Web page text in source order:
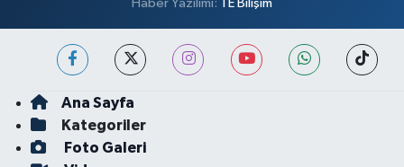
Haber Yazılımı: TE Bilişim
Ana Sayfa
Kategoriler
Foto Galeri